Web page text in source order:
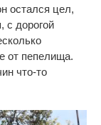
остался цел,
с дорогой
от пепелища.
что-то